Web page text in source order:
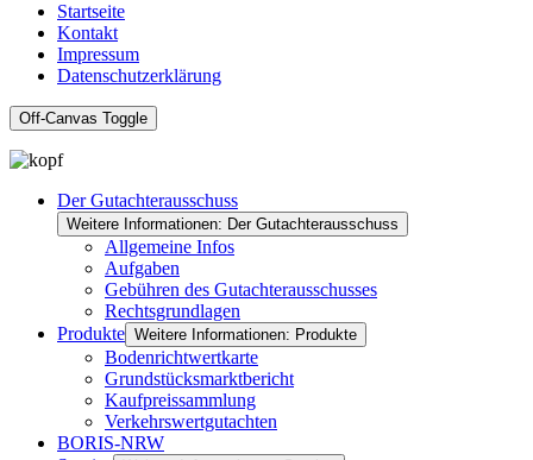
Startseite
Kontakt
Impressum
Datenschutzerklärung
Off-Canvas Toggle
Der Gutachterausschuss
Weitere Informationen: Der Gutachterausschuss
Allgemeine Infos
Aufgaben
Gebühren des Gutachterausschusses
Rechtsgrundlagen
Produkte Weitere Informationen: Produkte
Bodenrichtwertkarte
Grundstücksmarktbericht
Kaufpreissammlung
Verkehrswertgutachten
BORIS-NRW